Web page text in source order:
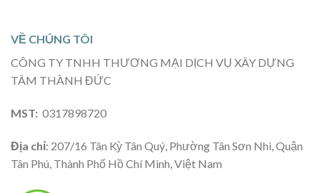
VỀ CHÚNG TÔI
CÔNG TY TNHH THƯƠNG MẠI DỊCH VỤ XÂY DỰNG
TÂM THÀNH ĐỨC
MST: 0317898720
Địa chỉ: 207/16 Tân Kỳ Tân Quý, Phường Tân Sơn Nhì, Quận
Tân Phú, Thành Phố Hồ Chí Minh, Việt Nam